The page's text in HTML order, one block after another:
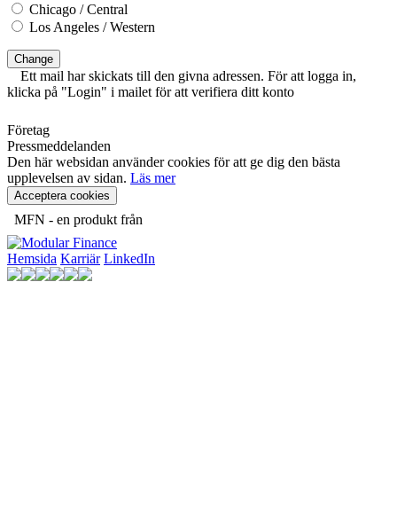
Chicago / Central
Los Angeles / Western
Change
Ett mail har skickats till den givna adressen. För att logga in,
klicka på "Login" i mailet för att verifiera ditt konto
Företag
Pressmeddelanden
Den här websidan använder cookies för att ge dig den bästa
upplevelsen av sidan. Läs mer
Acceptera cookies
MFN - en produkt från
Hemsida Karriär LinkedIn